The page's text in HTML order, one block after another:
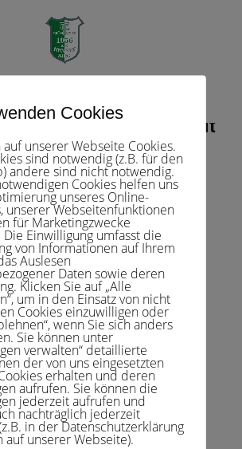
bereits stattgefunden.
– TC BW Bergneustadt
hinzufügen
Cookies
unserer Webseite Cookies.
sind notwendig (z.B. für den
andere sind nicht notwendig.
Cookies helfen uns
unseres Online-
unserer Webseitenfunktionen
für Marketingzwecke
Die Einwilligung umfasst die
von Informationen auf Ihrem
Auslesen
Daten sowie deren
Klicken Sie auf „Alle
um in den Einsatz von nicht
Cookies einzuwilligen oder
wenn Sie sich anders
Sie können unter
verwalten“ detaillierte
der von uns eingesetzten
erhalten und deren
aufrufen. Sie können die
jederzeit aufrufen und
nachträglich jederzeit
in der Datenschutzerklärung
auf unserer Webseite).